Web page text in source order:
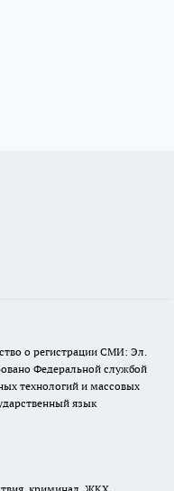
о регистрации СМИ: Эл.
Федеральной службой
технологий и массовых
язык